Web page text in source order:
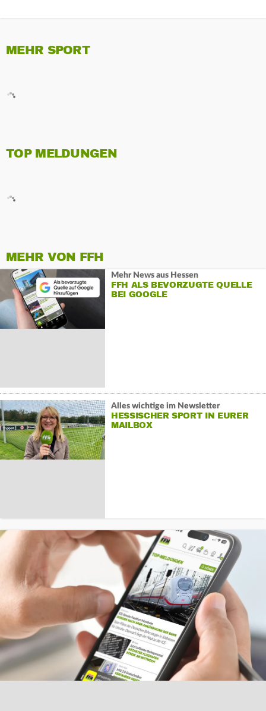
MEHR SPORT
TOP MELDUNGEN
MEHR VON FFH
Mehr News aus Hessen
FFH ALS BEVORZUGTE QUELLE
BEI GOOGLE
Alles wichtige im Newsletter
HESSISCHER SPORT IN EURER
MAILBOX